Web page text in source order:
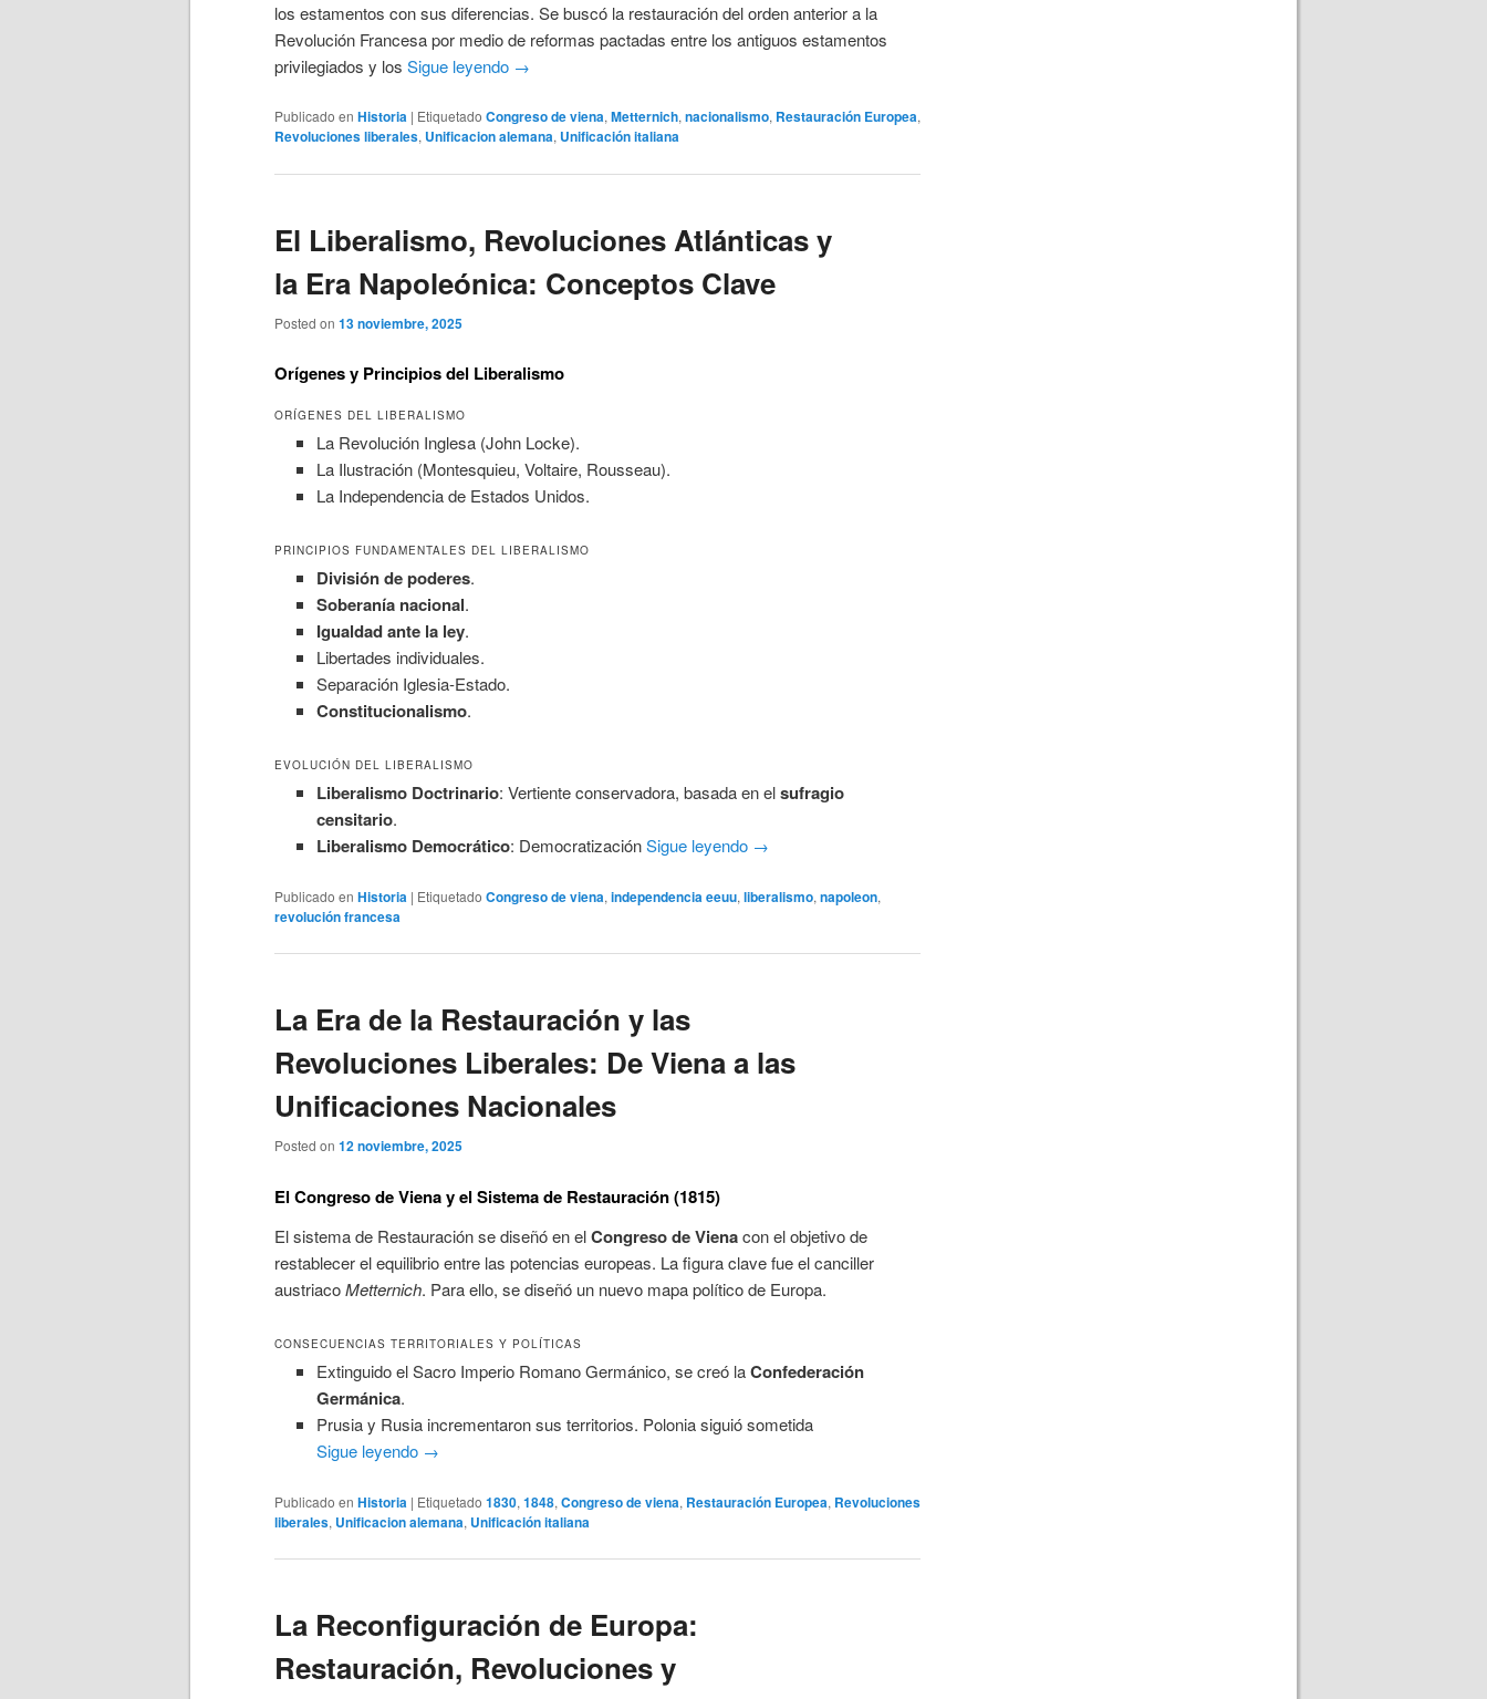
los estamentos con sus diferencias. Se buscó la restauración del orden anterior a la
Revolución Francesa por medio de reformas pactadas entre los antiguos estamentos
privilegiados y los Sigue leyendo →
Publicado en Historia | Etiquetado Congreso de viena,Metternich,nacionalismo, Restauración Europea,
Revoluciones liberales, Unificacion alemana, Unificación italiana
El Liberalismo, Revoluciones Atlánticas y
la Era Napoleónica: Conceptos Clave
Posted on 13 noviembre, 2025
Orígenes y Principios del Liberalismo
ORÍGENES DEL LIBERALISMO
La Revolución Inglesa (John Locke).
La Ilustración (Montesquieu, Voltaire, Rousseau).
La Independencia de Estados Unidos.
PRINCIPIOS FUNDAMENTALES DEL LIBERALISMO
División de poderes.
Soberanía nacional.
Igualdad ante la ley.
Libertades individuales.
Separación Iglesia-Estado.
Constitucionalismo.
EVOLUCIÓN DEL LIBERALISMO
Liberalismo Doctrinario: Vertiente conservadora, basada en elsufragio
censitario.
Liberalismo Democrático: DemocratizaciónSigue leyendo →
Publicado en Historia | Etiquetado Congreso de viena, independencia eeuu, liberalismo, napoleon,
revolución francesa
La Era de la Restauración y las
Revoluciones Liberales: De Viena a las
Unificaciones Nacionales
Posted on 12 noviembre, 2025
El Congreso de Viena y el Sistema de Restauración (1815)
El sistema de Restauración se diseñó en elCongreso de Vienacon el objetivo de
restablecer el equilibrio entre las potencias europeas. La figura clave fue el canciller
austriacoMetternich. Para ello, se diseñó un nuevo mapa político de Europa.
CONSECUENCIAS TERRITORIALES Y POLÍTICAS
Extinguido el Sacro Imperio Romano Germánico, se creó laConfederación
Germánica.
Prusia y Rusia incrementaron sus territorios. Polonia siguió sometida
Sigue leyendo →
Publicado en Historia | Etiquetado 1830, 1848, Congreso de viena, Restauración Europea, Revoluciones
liberales, Unificacion alemana, Unificación italiana
La Reconfiguración de Europa:
Restauración, Revoluciones y